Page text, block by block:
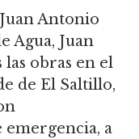
Antonio
Agua, Juan
las obras en el
de El Saltillo,
a